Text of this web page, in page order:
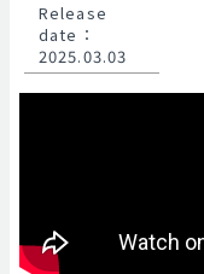
Release
date ：
2025.03.03